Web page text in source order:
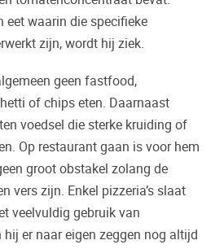
eet waarin die specifieke
zijn, wordt hij ziek.
geen fastfood,
of chips eten. Daarnaast
voedsel die sterke kruiding of
Op restaurant gaan is voor hem
groot obstakel zolang de
vers zijn. Enkel pizzeria’s slaat
veelvuldig gebruik van
er naar eigen zeggen nog altijd